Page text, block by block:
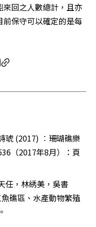
回之人數總計，且亦
保守可以確定的是每
琥 (2017) ︰珊瑚礁樂
（2017年8月）：頁
任，林綉美，吳書
礁區、水產動物繁殖